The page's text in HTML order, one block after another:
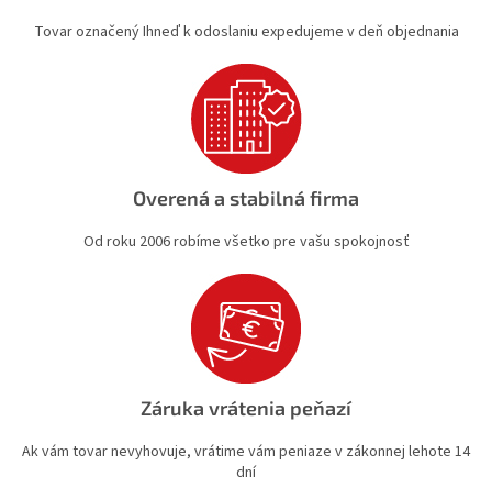
v
p
i
s
u
Tovar označený Ihneď k odoslaniu expedujeme v deň objednania
Overená a stabilná firma
Od roku 2006 robíme všetko pre vašu spokojnosť
Záruka vrátenia peňazí
Ak vám tovar nevyhovuje, vrátime vám peniaze v zákonnej lehote 14
dní